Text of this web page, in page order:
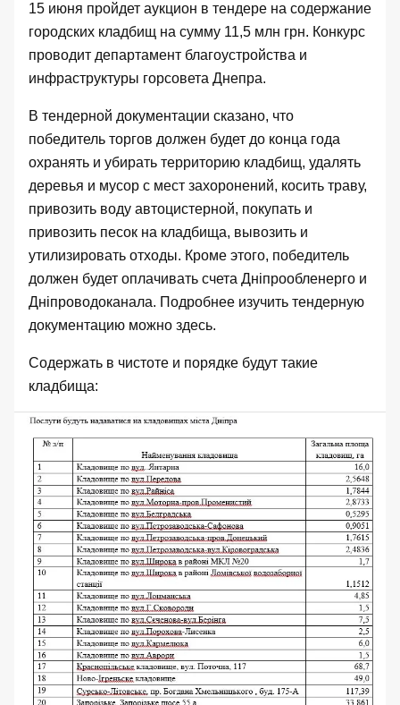
15 июня пройдет аукцион в тендере на содержание
городских кладбищ на сумму 11,5 млн грн. Конкурс
проводит департамент благоустройства и
инфраструктуры горсовета Днепра.
В тендерной документации сказано, что
победитель торгов должен будет до конца года
охранять и убирать территорию кладбищ, удалять
деревья и мусор с мест захоронений, косить траву,
привозить воду автоцистерной, покупать и
привозить песок на кладбища, вывозить и
утилизировать отходы. Кроме этого, победитель
должен будет оплачивать счета Дніпрообленерго и
Дніпроводоканала. Подробнее изучить тендерную
документацию можно здесь.
Содержать в чистоте и порядке будут такие
кладбища: